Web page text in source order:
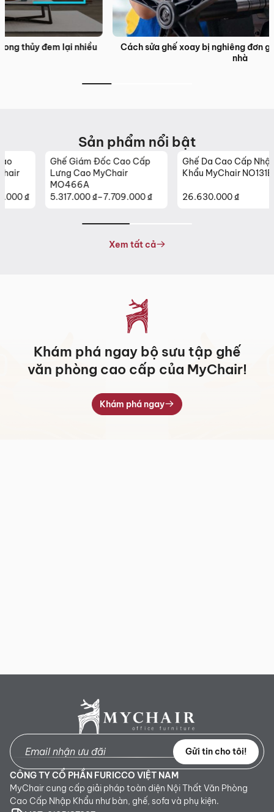
Cách sửa ghế xoay bị nghiêng đơn giản, hiệu quả ngay tại
Sản phẩm nổi bật
Ghế Giám Đốc Cao Cấp
Lưng Cao MyChair
MO466A
5.317.000₫–7.709.000₫
Khoảng
Ghế Da Cao Cấp Nhập
Khẩu MyChair NO131B
26.630.000₫
Xem tất cả
Khám phá ngay bộ sưu tập ghế
văn phòng cao cấp của MyChair!
Khám phá ngay
Gửi tin cho tôi!
CÔNG TY CỔ PHẦN FURICCO VIỆT NAM
MyChair cung cấp giải pháp toàn diện Nội Thất Văn Phòng
Cao Cấp Nhập Khẩu như bàn, ghế, sofa và phụ kiện.